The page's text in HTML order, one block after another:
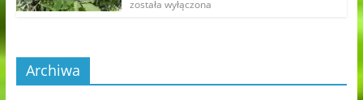
została wyłączona
Archiwa